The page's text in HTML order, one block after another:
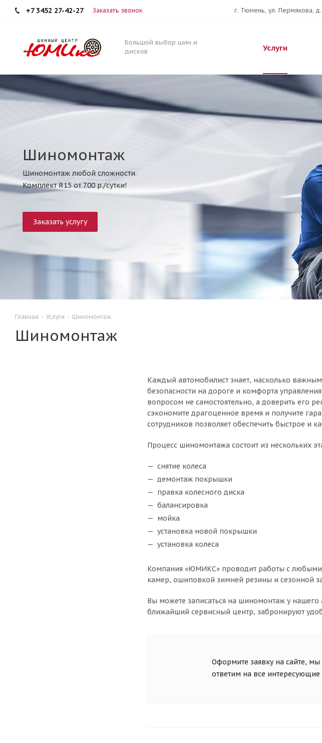
+7 3452 27-42-27 Заказать звонок г. Тюмень, ул. Пермякова,
Большой выбор шин и
дисков
Услуги
Шиномонтаж
Шиномонтаж любой сложности.
Комплект R15 от 700 р./сутки!
Заказать услугу
Главная - Услуги - Шиномонтаж
Шиномонтаж
Каждый автомобилист знает, насколько
безопасности на дороге и комфорта
вопросом не самостоятельно, а доверить его
сэкономите драгоценное время и получите
сотрудников позволяет обеспечить быстрое и
Процесс шиномонтажа состоит из нескольких
снятие колеса
демонтаж покрышки
правка колесного диска
балансировка
мойка
установка новой покрышки
установка колеса
Компания «ЮМИКС» проводит работы с
камер, ошиповкой зимней резины и сезонной
Вы можете записаться на шиномонтаж у нашего
ближайший сервисный центр, забронируют
Оформите заявку на сайте,
ответим на все